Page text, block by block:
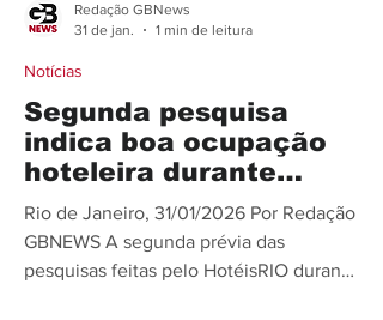
Segunda pesquisa
indica boa ocupação
hoteleira durante
Carnaval no Rio
Rio de Janeiro, 31/01/2026 Por Redação
GBNEWS A segunda prévia das
pesquisas feitas pelo HotéisRIO durante
Notícias
Redação GBNews
31 de jan.
1 min de leitura